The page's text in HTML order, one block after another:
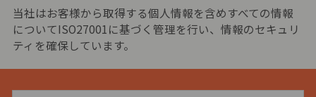
当社はお客様から取得する個人情報を含めすべての情報
についてISO27001に基づく管理を行い、情報のセキュリ
ティを確保しています。